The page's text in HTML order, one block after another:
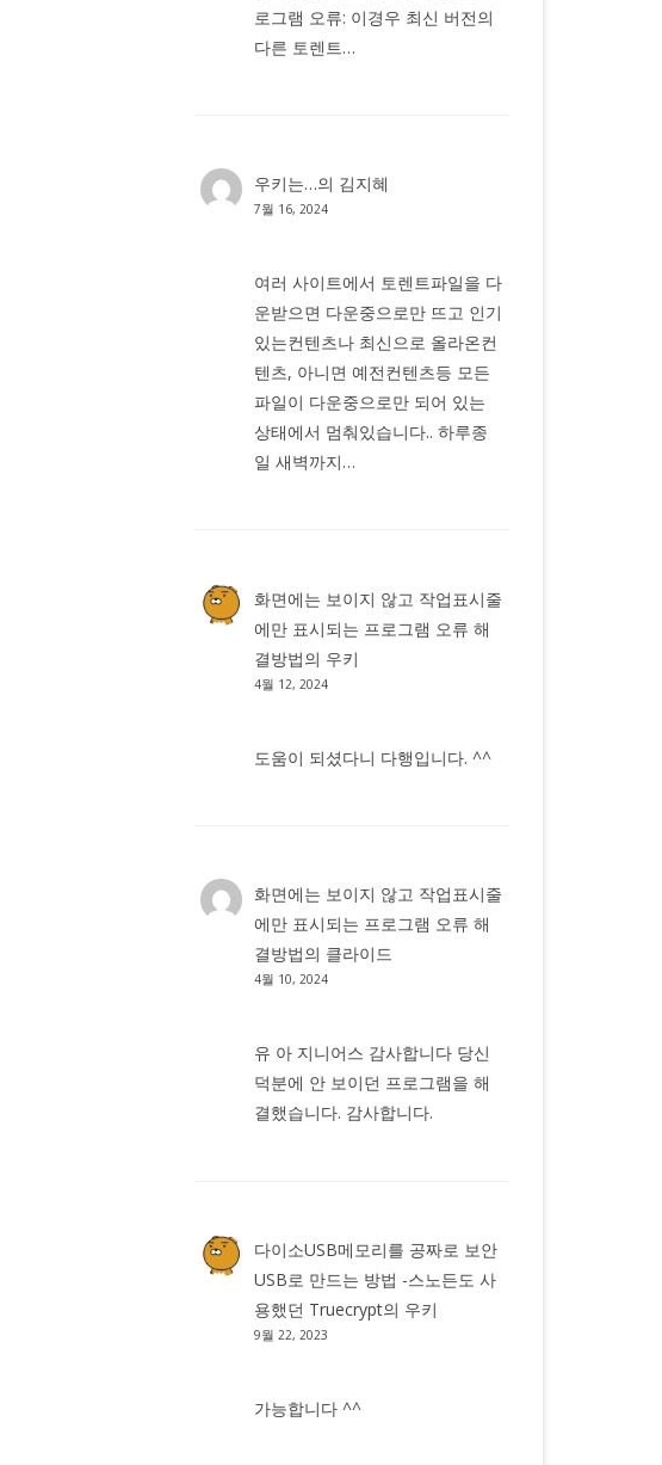
로그램 오류: 이경우 최신 버전의
다른 토렌트…
우키는…의 김지혜
7월 16, 2024
여러 사이트에서 토렌트파일을 다
운받으면 다운중으로만 뜨고 인기
있는컨텐츠나 최신으로 올라온컨
텐츠, 아니면 예전컨텐츠등 모든
파일이 다운중으로만 되어 있는
상태에서 멈춰있습니다.. 하루종
일 새벽까지…
화면에는 보이지 않고 작업표시줄
에만 표시되는 프로그램 오류 해
결방법의 우키
4월 12, 2024
도움이 되셨다니 다행입니다. ^^
화면에는 보이지 않고 작업표시줄
에만 표시되는 프로그램 오류 해
결방법의 클라이드
4월 10, 2024
유 아 지니어스 감사합니다 당신
덕분에 안 보이던 프로그램을 해
결했습니다. 감사합니다.
다이소USB메모리를 공짜로 보안
USB로 만드는 방법 -스노든도 사
용했던 Truecrypt의 우키
9월 22, 2023
가능합니다 ^^